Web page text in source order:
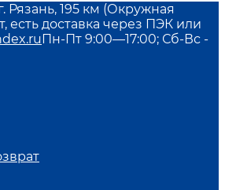
Рязань, 195 км (Окружная
есть доставка через ПЭК или
Пн-Пт 9:00—17:00; Сб-Вс -